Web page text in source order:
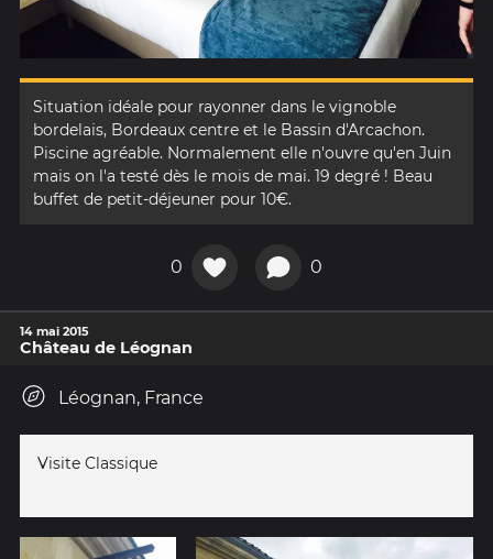
Situation idéale pour rayonner dans le vignoble
bordelais, Bordeaux centre et le Bassin d'Arcachon.
Piscine agréable. Normalement elle n'ouvre qu'en Juin
mais on l'a testé dès le mois de mai. 19 degré ! Beau
buffet de petit-déjeuner pour 10€.
0 0
14 mai 2015
Château de Léognan
Léognan, France
Visite Classique